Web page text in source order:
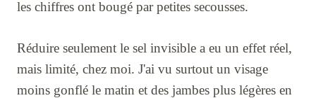
les chiffres ont bougé par petites secousses.
Réduire seulement le sel invisible a eu un effet réel,
mais limité, chez moi. J'ai vu surtout un visage
moins gonflé le matin et des jambes plus légères en